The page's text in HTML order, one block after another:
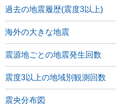
過去の地震履歴(震度3以上)
海外の大きな地震
震源地ごとの地震発生回数
震度3以上の地域別観測回数
震央分布図